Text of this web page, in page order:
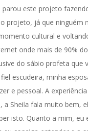
parou este projeto
projeto, já que ninguém
cultural e
onde mais de 90%
do sábio profeta que
escudeira, minha
e pessoal. A
Sheila fala muito bem,
isto. Quanto a mim,